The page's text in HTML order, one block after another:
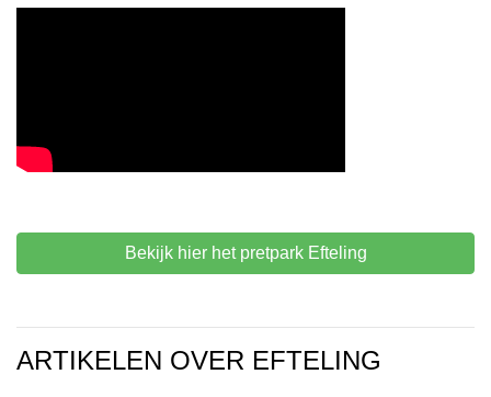
Bekijk hier het pretpark Efteling
ARTIKELEN OVER EFTELING